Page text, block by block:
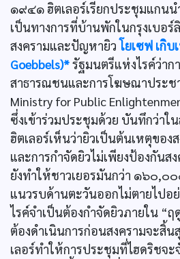
๑๙๔๑ ฮิตเลอร์เรียกประชุมแกนน
เป็นทางการที่บ้านพักในกรุงเบอ
สงครามและปัญหายิวโยเซฟ เกิบ
Goebbels)*รัฐมนตรีแห่งไรค์ว่า
สาธารณชนและการโฆษณาประช
Ministry for Public
ซึ่งเข้าร่วมประชุมด้วย บันทึกว่าใ
ฮิตเลอร์เห็นว่ายิวเป็นต้นเหตุของ
และการกำจัดยิวไม่เพียงป้องกันส
ยังทำให้ชาวเยอรมันกว่า ๑๖๐,๐
แนวรบด้านตะวันออกไม่ตายไปอ
ไรค์จำเป็นต้องกำจัดยิวภายใน “
ต้องดำเนินการก่อนสงครามจะสิ้น
เลอร์ทำให้การประชุมที่ไฮดริชจ